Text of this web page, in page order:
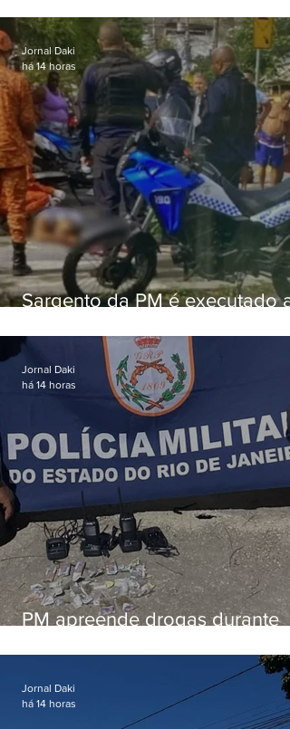
Sargento da PM é executado a
em Vaz Lobo
Jornal Daki
há 14 horas
PM apreende drogas durante
Jornal Daki
há 14 horas
Jornal Daki
há 14 horas